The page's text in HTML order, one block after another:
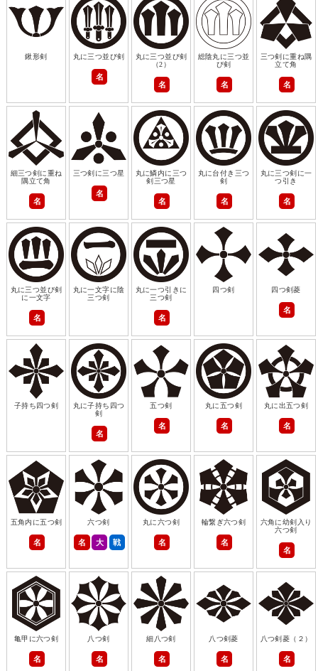
鍬形剣 丸に三つ並び剣
名
丸に三つ並び剣
（2）
名
総陰丸に三つ並
び剣
名
三つ剣に重ね隅
立て角
名
細三つ剣に重ね
隅立て角
名
三つ剣に三つ星
名
丸に鱗内に三つ
剣三つ星
名
丸に台付き三つ
剣
名
丸に三つ剣に一
つ引き
名
丸に三つ並び剣
に一文字
名
丸に一文字に陰
三つ剣
丸に一つ引きに
三つ剣
名
四つ剣 四つ剣菱
名
子持ち四つ剣
丸に子持ち四つ
剣
名
五つ剣
名
丸に五つ剣
名
丸に出五つ剣
名
五角内に五つ剣
名
六つ剣
名 大 戦
丸に六つ剣
名
輪繋ぎ六つ剣
名
六角に幼剣入り
六つ剣
名
亀甲に六つ剣
名
八つ剣
名
細八つ剣
名
八つ剣菱
名
八つ剣菱（２）
名